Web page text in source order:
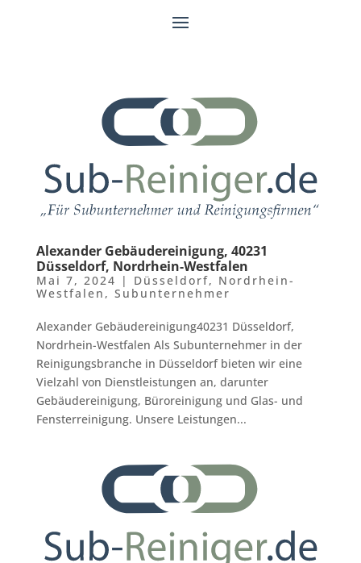
Alexander Gebäudereinigung, 40231
Düsseldorf, Nordrhein-Westfalen
Mai 7, 2024 | Düsseldorf, Nordrhein-
Westfalen , Subunternehmer
Alexander Gebäudereinigung40231 Düsseldorf,
Nordrhein-Westfalen Als Subunternehmer in der
Reinigungsbranche in Düsseldorf bieten wir eine
Vielzahl von Dienstleistungen an, darunter
Gebäudereinigung, Büroreinigung und Glas- und
Fensterreinigung. Unsere Leistungen...